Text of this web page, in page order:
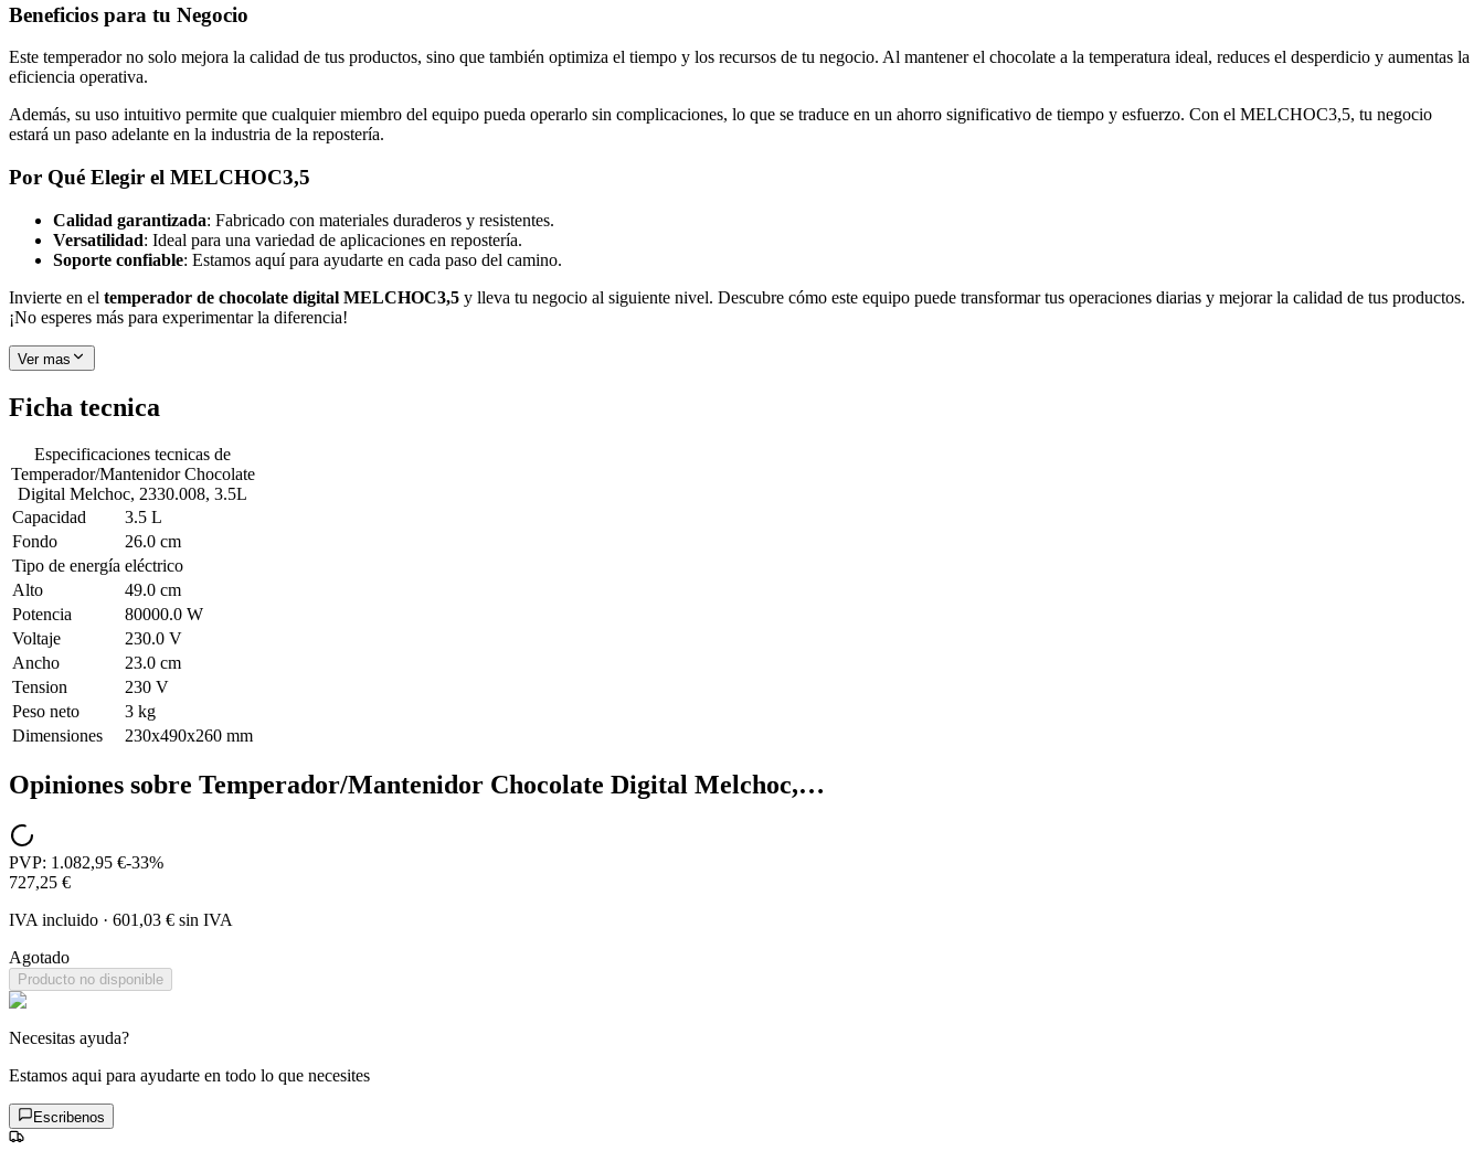
Beneficios para tu Negocio
Este temperador no solo mejora la calidad de tus productos, sino que también optimiza el tiempo y los recursos de tu negocio. Al mantener el chocolate a la temperatura ideal, reduces el desperdicio y aumentas la
eficiencia operativa.
Además, su uso intuitivo permite que cualquier miembro del equipo pueda operarlo sin complicaciones, lo que se traduce en un ahorro significativo de tiempo y esfuerzo. Con el MELCHOC3,5, tu negocio
estará un paso adelante en la industria de la repostería.
Por Qué Elegir el MELCHOC3,5
Calidad garantizada: Fabricado con materiales duraderos y resistentes.
Versatilidad: Ideal para una variedad de aplicaciones en repostería.
Soporte confiable: Estamos aquí para ayudarte en cada paso del camino.
Invierte en el temperador de chocolate digital MELCHOC3,5 y lleva tu negocio al siguiente nivel. Descubre cómo este equipo puede transformar tus operaciones diarias y mejorar la calidad de tus productos.
¡No esperes más para experimentar la diferencia!
Ver mas
Ficha tecnica
Especificaciones tecnicas de
Temperador/Mantenidor Chocolate
Digital Melchoc, 2330.008, 3.5L
Capacidad
3.5 L
Fondo
26.0 cm
Tipo de energía eléctrico
Alto
49.0 cm
Potencia
80000.0 W
Voltaje
230.0 V
Ancho
23.0 cm
Tension
230 V
Peso neto
3 kg
Dimensiones
230x490x260 mm
Opiniones sobre Temperador/Mantenidor Chocolate Digital Melchoc,…
PVP: 1.082,95 €-33%
727,25 €
IVA incluido · 601,03 € sin IVA
Agotado
Producto no disponible
Necesitas ayuda?
Estamos aqui para ayudarte en todo lo que necesites
Escribenos